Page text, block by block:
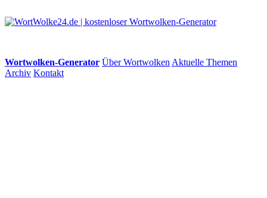
Wortwolken-Generator Über Wortwolken Aktuelle Themen
Archiv Kontakt